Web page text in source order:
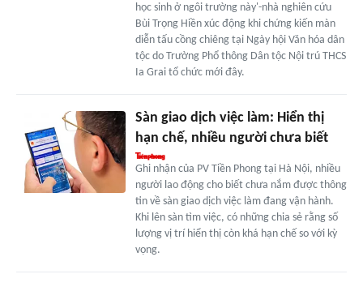
học sinh ở ngôi trường này'-nhà nghiên cứu
Bùi Trọng Hiền xúc động khi chứng kiến màn
diễn tấu cồng chiêng tại Ngày hội Văn hóa dân
tộc do Trường Phổ thông Dân tộc Nội trú THCS
Ia Grai tổ chức mới đây.
Sàn giao dịch việc làm: Hiển thị
hạn chế, nhiều người chưa biết
Ghi nhận của PV Tiền Phong tại Hà Nội, nhiều
người lao động cho biết chưa nắm được thông
tin về sàn giao dịch việc làm đang vận hành.
Khi lên sàn tìm việc, có những chia sẻ rằng số
lượng vị trí hiển thị còn khá hạn chế so với kỳ
vọng.